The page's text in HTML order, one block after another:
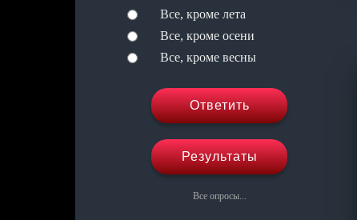
Все, кроме лета
Все, кроме осени
Все, кроме весны
Ответить
Результаты
Все опросы...